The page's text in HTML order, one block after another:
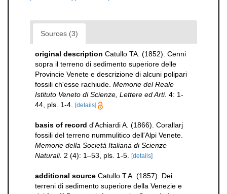
Sources (3)
original description Catullo TA. (1852). Cenni
sopra il terreno di sedimento superiore delle
Provincie Venete e descrizione di alcuni polipari
fossili ch'esse rachiude. Memorie del Reale
Istituto Veneto di Scienze, Lettere ed Arti. 4: 1-
44, pls. 1-4.
[details]
basis of record d'Achiardi A. (1866). Corallarj
fossili del terreno nummulitico dell'Alpi Venete.
Memorie della Società Italiana di Scienze
Naturali. 2 (4): 1–53, pls. 1-5. [details]
additional source Catullo T.A. (1857). Dei
terreni di sedimento superiore della Venezie e